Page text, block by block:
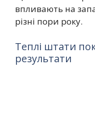
впливають на
різні пори року.
Теплі штати
результати